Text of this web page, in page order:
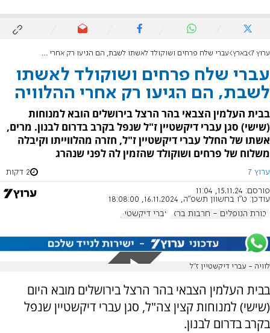
ערוץ 7 בארץ עברי שלח פרחים ושוקולד לאשתו לשבת, הם הגיעו רק אחרי ההלוויה
עברי שלח פרחים ושוקולד לאשתו
לשבת, הם הגיעו רק אחרי ההלוויה
בבית העלמין הצבאי בהר הרצל בירושלים הובא למנוחות
(שישי) סגן עברי דיקשטיין ז"ל שנפל בקרב בדרום לבנון. מרים,
אשתו של החלל עברי דיקשטיין ז"ל, חזרה מהלווייתו וקיבלה
משלוח של פרחים ושוקולד שהזמין לה לפני שנהרג
ערוץ 7 2 דקות
פורסם: 15.11.24, 11:04
עודכן: ט"ו בחשוון תשפ"ה, 16.11.2024, 18:08:00
גבורת הנופלים - חרבות ברזל
עברי דיקשטיין
לוויה - עברי דיקשטיין ז"ל
בבית העלמין הצבאי בהר הרצל בירושלים מובא היום
(שישי) למנוחות קצין צה"ל, סגן עברי דיקשטיין שנפל
בקרב בדרום לבנון.